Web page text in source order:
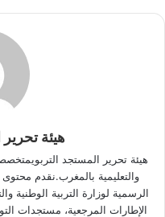
هيئة
هيئة تحرير المستجد
والتعليمية بالمغرب.نقدم محتوى
الرسمية لوزارة التربية الوطنية
الإطارات المرجعية، مستجدات